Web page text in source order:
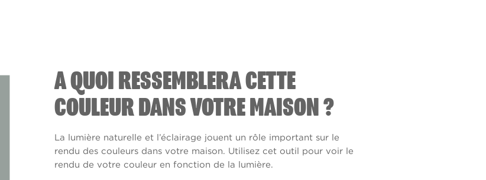
A QUOI RESSEMBLERA CETTE
COULEUR DANS VOTRE MAISON ?
La lumière naturelle et l’éclairage jouent un rôle important sur le
rendu des couleurs dans votre maison. Utilisez cet outil pour voir le
rendu de votre couleur en fonction de la lumière.